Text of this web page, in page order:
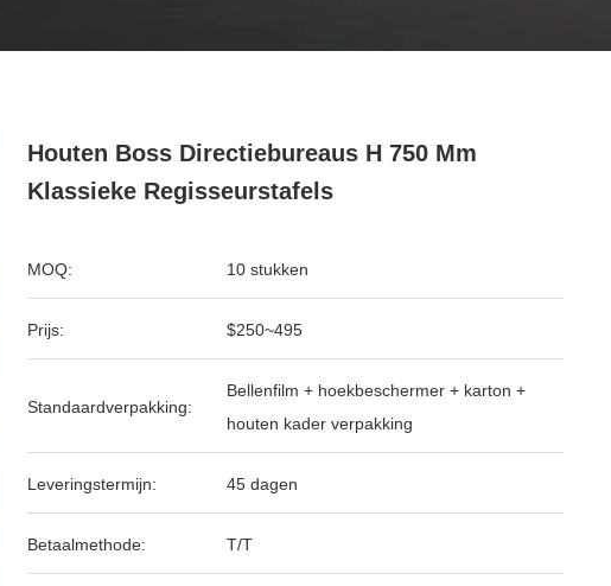
Houten Boss Directiebureaus H 750 Mm
Klassieke Regisseurstafels
MOQ: 10 stukken
Prijs: $250~495
Standaardverpakking:
Bellenfilm + hoekbeschermer + karton +
houten kader verpakking
Leveringstermijn: 45 dagen
Betaalmethode: T/T